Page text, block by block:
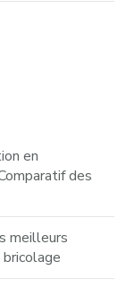
en
des
meilleurs